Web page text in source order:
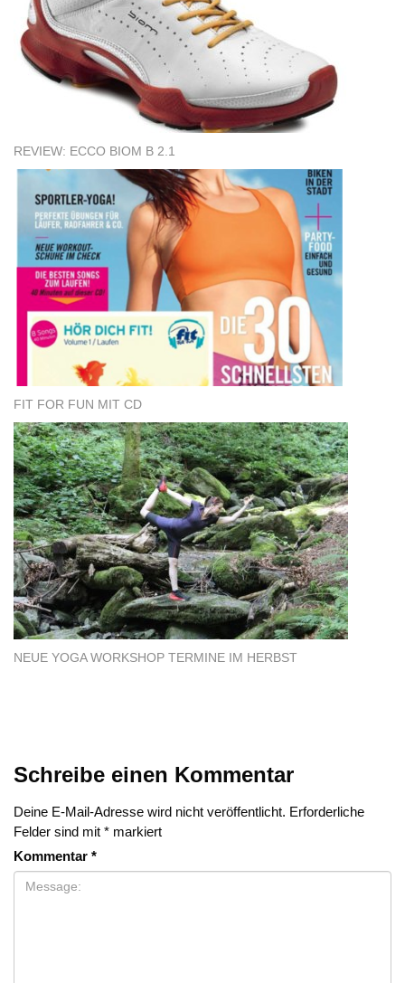
REVIEW: ECCO BIOM B 2.1
FIT FOR FUN MIT CD
NEUE YOGA WORKSHOP TERMINE IM HERBST
Schreibe einen Kommentar
Deine E-Mail-Adresse wird nicht veröffentlicht. Erforderliche
Felder sind mit * markiert
Kommentar *